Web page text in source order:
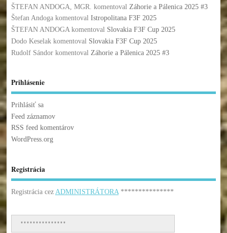
ŠTEFAN ANDOGA, MGR. komentoval Záhorie a Pálenica 2025 #3
Štefan Andogakomentoval Istropolitana F3F 2025
ŠTEFAN ANDOGAkomentoval Slovakia F3F Cup 2025
Dodo Keselakkomentoval Slovakia F3F Cup 2025
Rudolf Sándorkomentoval Záhorie a Pálenica 2025 #3
Prihlásenie
Prihlásiť sa
Feed záznamov
RSS feed komentárov
WordPress.org
Registrácia
Registrácia cez ADMINISTRÁTORA***************
***************